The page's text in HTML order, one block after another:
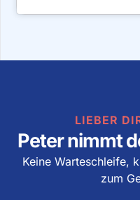
LIEBER
Peter nimmt
Keine Warteschleife,
zum